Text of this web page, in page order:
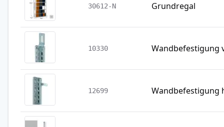
30612-N Grundregal
10330 Wandbefestigung
12699 Wandbefestigung